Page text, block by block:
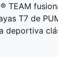
TEAM
T7 de
deportiva